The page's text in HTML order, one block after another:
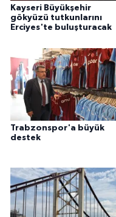
Kayseri Büyükşehir
gökyüzü tutkunlarını
Erciyes'te buluşturacak
Trabzonspor'a büyük
destek